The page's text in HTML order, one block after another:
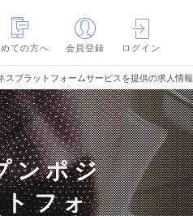
ての方へ
会員登録 ログイン
スプラットフォームサービスを提供の求人情報
ンポジ
フォ